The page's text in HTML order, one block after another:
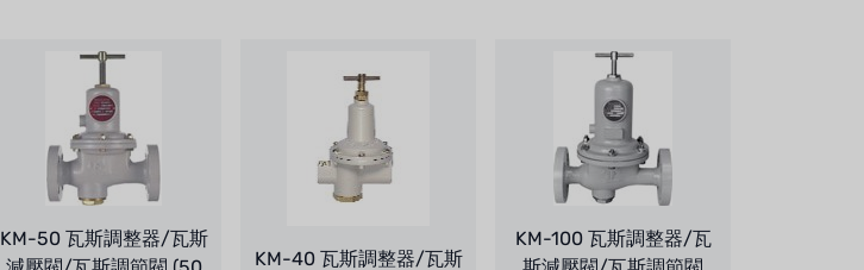
KM-50 瓦斯調整器/瓦斯
KM-40 瓦斯調整器/瓦斯
KM-100 瓦斯調整器/瓦